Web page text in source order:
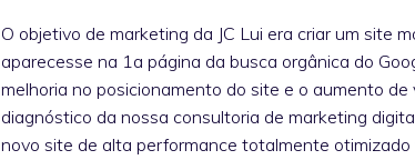
O objetivo de marketing da JC Lui era criar um site
aparecesse na 1a página da busca orgânica do
melhoria no posicionamento do site e o aumento de
diagnóstico da nossa consultoria de marketing
novo site de alta performance totalmente otimizado